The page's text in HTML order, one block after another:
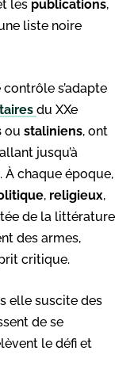
les publications,
liste noire
s’adapte
du XXe
ou staliniens, ont
jusqu’à
. À chaque époque,
, religieux,
de la littérature
des armes,
critique.
elle suscite des
de se
le défi et